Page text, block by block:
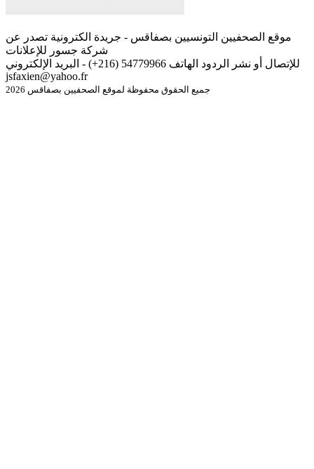
موقع الصحفيين التونسيين بصفاقس - جريدة الكترونية تصدر عن
شركة جسور للإعلانات
للإتصال أو نشر الردود الهاتف 54779966 (216+) - البريد الإلكتروني
jsfaxien@yahoo.fr
جميع الحقوق محفوظة لموقع الصحفيين بصفاقس 2026